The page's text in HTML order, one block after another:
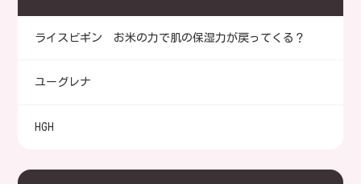
ライスビギン お米の力で肌の保湿力が戻ってくる？
ユーグレナ
HGH